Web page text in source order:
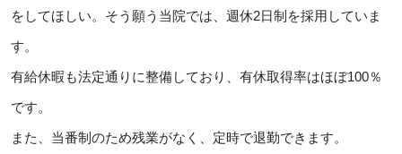
をしてほしい。そう願う当院では、週休2日制を採用していま
す。
有給休暇も法定通りに整備しており、有休取得率はほぼ100％
です。
また、当番制のため残業がなく、定時で退勤できます。